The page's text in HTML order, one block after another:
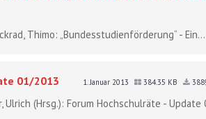
Thimo: „Bundesstudienförderung“ - Ein...
01/2013 1. Januar 2013 384.35 KB
Ulrich (Hrsg.): Forum Hochschulräte - Update